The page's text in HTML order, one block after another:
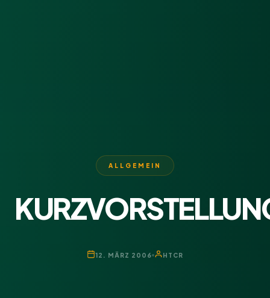
ALLGEMEIN
12. MÄRZ 2006 HTCR